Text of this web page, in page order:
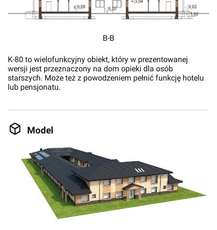
B-B
K-80 to wielofunkcyjny obiekt, który w prezentowanej
wersji jest przeznaczony na dom opieki dla osób
starszych. Może też z powodzeniem pełnić funkcję hotelu
lub pensjonatu.
Model